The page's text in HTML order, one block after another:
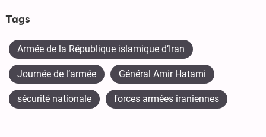
Tags
Armée de la République islamique d’Iran
Journée de l’armée Général Amir Hatami
sécurité nationale forces armées iraniennes